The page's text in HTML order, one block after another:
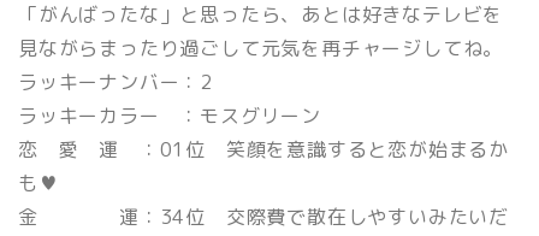
「がんばったな」と思ったら、あとは好きなテレビを
見ながらまったり過ごして元気を再チャージしてね。
ラッキーナンバー：2
ラッキーカラー ：モスグリーン
恋 愛 運 ：01位 笑顔を意識すると恋が始まるか
も♥
金 運：34位 交際費で散在しやすいみたいだ